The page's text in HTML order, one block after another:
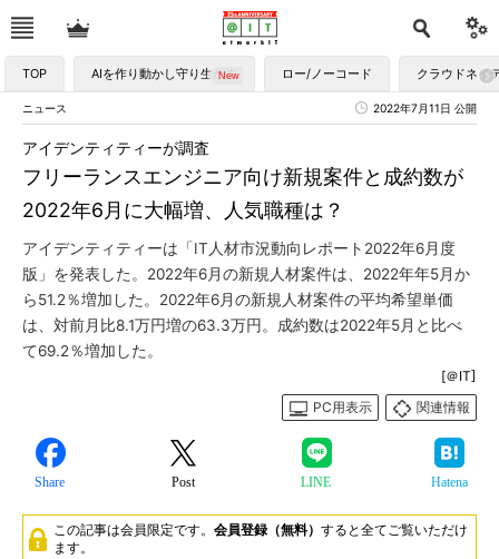
TOP AIを作り動かし守り生かす ロー/ノーコード クラウドネイ
ニュース 2022年7月11日 公開
フリーランスエンジニア向け新規案件と成約数が
2022年6月に大幅増、人気職種は？
アイデンティティーが調査
アイデンティティーは「IT人材市況動向レポート2022年6月度
版」を発表した。2022年6月の新規人材案件は、2022年年5月か
ら51.2％増加した。2022年6月の新規人材案件の平均希望単価
は、対前月比8.1万円増の63.3万円。成約数は2022年5月と比べ
て69.2％増加した。
[＠IT]
PC用表示
関連情報
Share Post LINE Hatena
この記事は会員限定です。 会員登録（無料） すると全てご覧いただけ
ます。